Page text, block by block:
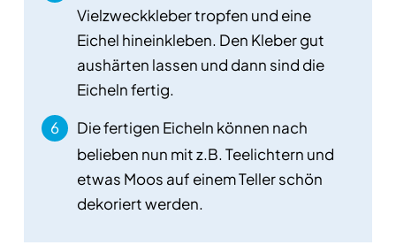
Vielzweckkleber tropfen und eine
Eichel hineinkleben. Den Kleber gut
aushärten lassen und dann sind die
Eicheln fertig.
Die fertigen Eicheln können nach
belieben nun mit z.B. Teelichtern und
etwas Moos auf einem Teller schön
dekoriert werden.